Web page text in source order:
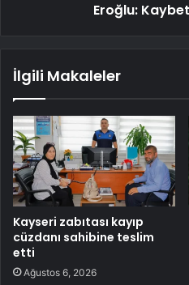
Eroğlu:
İlgili Makaleler
Kayseri zabıtası kayıp
cüzdanı sahibine teslim
etti
Ağustos 6, 2026